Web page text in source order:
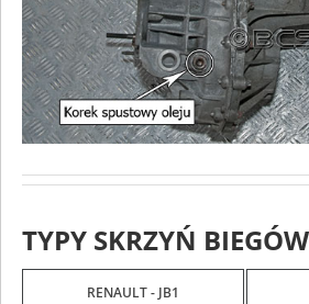
TYPY SKRZYŃ
RENAULT - JB1